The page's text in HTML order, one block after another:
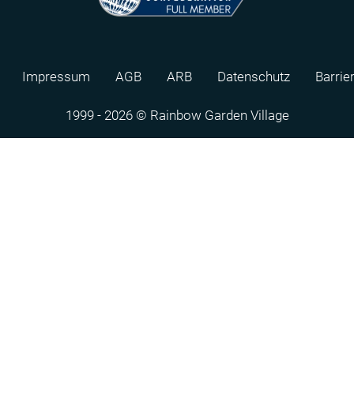
Impressum AGB ARB Datenschutz
1999 - 2026 © Rainbow Garden Village